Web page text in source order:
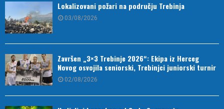
Lokalizovani požari na području Trebinja
03/08/2026
Završen „3×3 Trebinje 2026“: Ekipa iz Herceg
Novog osvojila seniorski, Trebinjci juniorski turnir
02/08/2026